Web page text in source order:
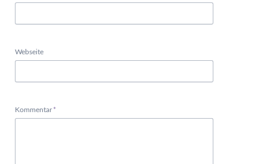
Webseite
Pflichtfeld
Kommentar *